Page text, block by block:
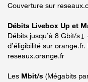
Couverture sur
Débits Livebox Up et
Débits jusqu’à 8 Gbit/
d’éligibilité sur
reseaux.orange.fr
Les Mbit/s (Mégabits